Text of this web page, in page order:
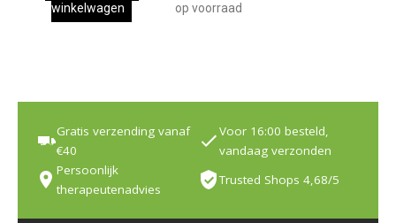
winkelwagen
op voorraad
Gratis verzending vanaf
€40
Voor 16:00 besteld,
vandaag verzonden
Persoonlijk
therapeutenadvies
Trusted Shops 4,68/5